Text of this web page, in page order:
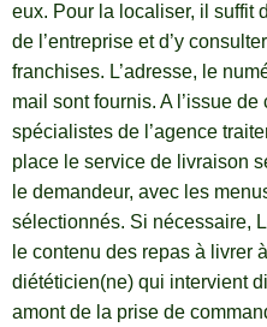
eux. Pour la localiser, il suffit
de l’entreprise et d’y
franchises. L’adresse, le
mail sont fournis. A l’issue
spécialistes de l’agence
place le service de livraison
le demandeur, avec les
sélectionnés. Si nécessaire,
le contenu des repas à livrer
diététicien(ne) qui intervient
amont de la prise de